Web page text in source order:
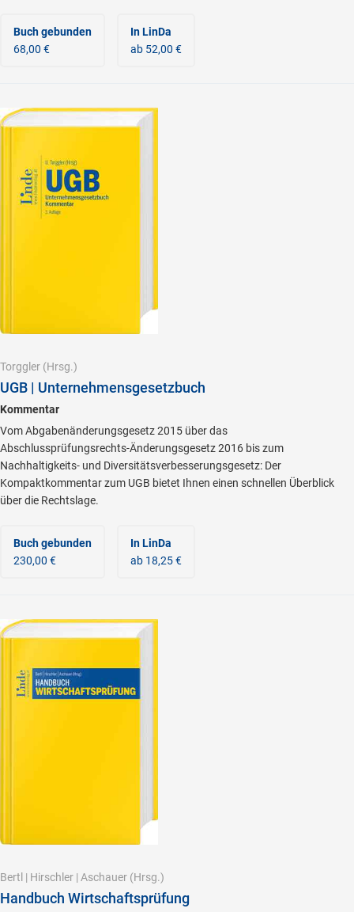
Buch gebunden
68,00 €
In LinDa
ab 52,00 €
Torggler (Hrsg.)
UGB | Unternehmensgesetzbuch
Kommentar
Vom Abgabenänderungsgesetz 2015 über das
Abschlussprüfungsrechts-Änderungsgesetz 2016 bis zum
Nachhaltigkeits- und Diversitätsverbesserungsgesetz: Der
Kompaktkommentar zum UGB bietet Ihnen einen schnellen Überblick
über die Rechtslage.
Buch gebunden
230,00 €
In LinDa
ab 18,25 €
Bertl | Hirschler | Aschauer (Hrsg.)
Handbuch Wirtschaftsprüfung